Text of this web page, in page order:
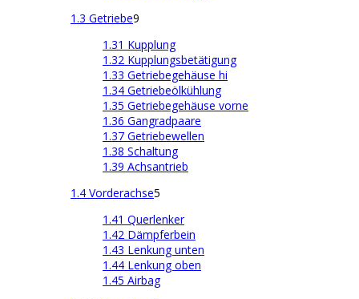
1.3 Getriebe9
1.31 Kupplung
1.32 Kupplungsbetätigung
1.33 Getriebegehäuse hi
1.34 Getriebeölkühlung
1.35 Getriebegehäuse vorne
1.36 Gangradpaare
1.37 Getriebewellen
1.38 Schaltung
1.39 Achsantrieb
1.4 Vorderachse5
1.41 Querlenker
1.42 Dämpferbein
1.43 Lenkung unten
1.44 Lenkung oben
1.45 Airbag